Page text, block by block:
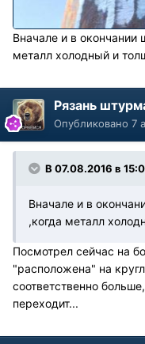
Вначале и в окончании
металл холодный и
Рязань
Опубликовано 7
В 07.08.2016 в
Вначале и в
,когда металл
Посмотрел сейчас на
"расположена" на
соответственно
переходит...